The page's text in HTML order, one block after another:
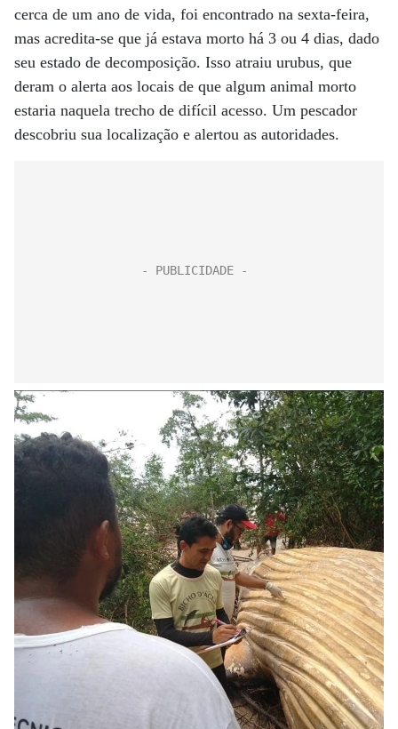
cerca de um ano de vida, foi encontrado na sexta-feira,
mas acredita-se que já estava morto há 3 ou 4 dias, dado
seu estado de decomposição. Isso atraiu urubus, que
deram o alerta aos locais de que algum animal morto
estaria naquela trecho de difícil acesso. Um pescador
descobriu sua localização e alertou as autoridades.